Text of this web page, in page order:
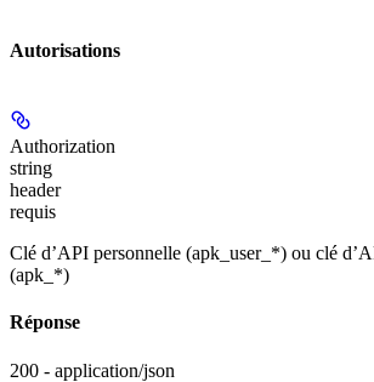
Autorisations
Authorization
string
header
requis
Clé d’API personnelle (apk_user_*) ou clé
(apk_*)
Réponse
200 - application/json